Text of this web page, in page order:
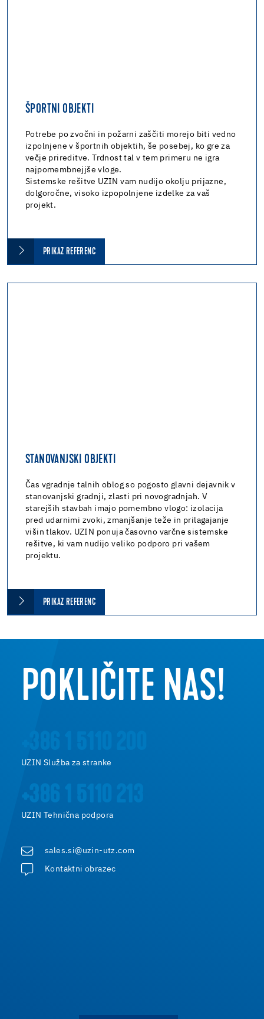
ŠPORTNI OBJEKTI
Potrebe po zvočni in požarni zaščiti morejo biti vedno
izpolnjene v športnih objektih, še posebej, ko gre za
večje prireditve. Trdnost tal v tem primeru ne igra
najpomembnejjše vloge.
Sistemske rešitve UZIN vam nudijo okolju prijazne,
dolgoročne, visoko izpopolnjene izdelke za vaš
projekt.
PRIKAZ REFERENC
STANOVANJSKI OBJEKTI
Čas vgradnje talnih oblog so pogosto glavni dejavnik v
stanovanjski gradnji, zlasti pri novogradnjah. V
starejših stavbah imajo pomembno vlogo: izolacija
pred udarnimi zvoki, zmanjšanje teže in prilagajanje
višin tlakov. UZIN ponuja časovno varčne sistemske
rešitve, ki vam nudijo veliko podporo pri vašem
projektu.
PRIKAZ REFERENC
POKLIČITE NAS!
UZIN Služba za stranke
+386 1 5110 213
UZIN Tehnična podpora
sales.si@uzin-utz.com
Kontaktni obrazec